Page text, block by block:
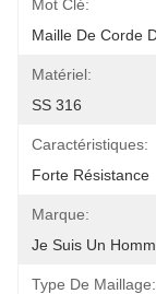
Mot Clé:
Maille De Corde
Matériel:
SS 316
Caractéristiques:
Forte Résistance
Marque:
Je Suis Un
Type De Maillage: